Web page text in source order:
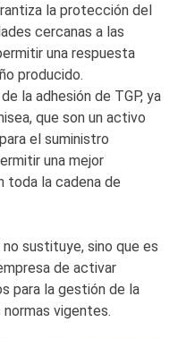
la protección del
cercanas a las
una respuesta
producido.
la adhesión de TGP, ya
que son un activo
el suministro
una mejor
toda la cadena de
sustituye, sino que es
de activar
para la gestión de la
vigentes.